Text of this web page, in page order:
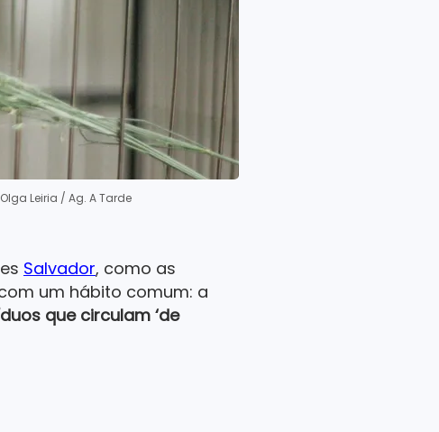
Leiria / Ag. A Tarde
Salvador, como as
um hábito comum: a
que circulam ‘de